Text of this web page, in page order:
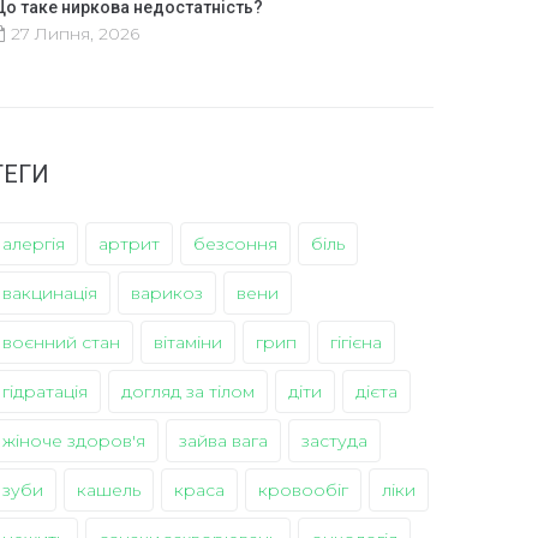
таке ниркова недостатність?
27 Липня, 2026
алергія артрит безсоння біль
вакцинація варикоз вени
воєнний стан вітаміни грип гігієна
гідратація догляд за тілом діти дієта
жіноче здоров'я зайва вага застуда
зуби кашель краса кровообіг ліки